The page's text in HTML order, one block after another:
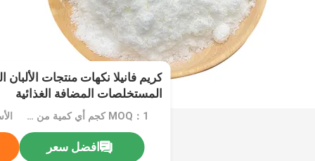
كريم فانيلا نكهات منتجات الألبان
المستخلصات المضافة الغذائية
MOQ：1 كجم أي كمية من العبوات المخصصة
افضل سعر